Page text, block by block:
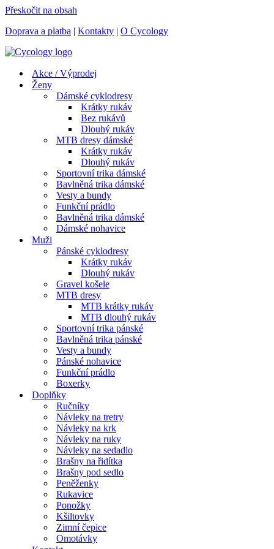
Přeskočit na obsah
Doprava a platba | Kontakty | O Cycology
Akce / Výprodej
Ženy
Dámské cyklodresy
Krátky rukáv
Bez rukávů
Dlouhý rukáv
MTB dresy dámské
Krátky rukáv
Dlouhý rukáv
Sportovní trika dámské
Bavlněná trika dámské
Vesty a bundy
Funkční prádlo
Bavlněná trika dámské
Dámské nohavice
Muži
Pánské cyklodresy
Krátky rukáv
Dlouhý rukáv
Gravel košele
MTB dresy
MTB krátky rukáv
MTB dlouhý rukáv
Sportovní trika pánské
Bavlněná trika pánské
Vesty a bundy
Pánské nohavice
Funkční prádlo
Boxerky
Doplňky
Ručníky
Návleky na tretry
Návleky na krk
Návleky na ruky
Návleky na sedadlo
Brašny na řidítka
Brašny pod sedlo
Peněženky
Rukavice
Ponožky
Kšiltovky
Zimní čepice
Omotávky